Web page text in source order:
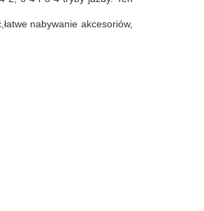
nabywanie akcesoriów,